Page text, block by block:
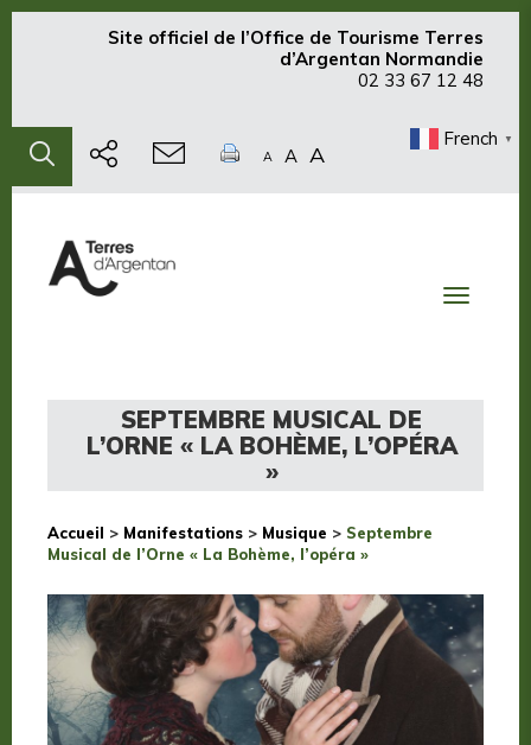
Site officiel de l’Office de Tourisme Terres
d’Argentan Normandie
02 33 67 12 48
A A A
French ▼
Toggle
SEPTEMBRE MUSICAL DE
L’ORNE « LA BOHÈME, L’OPÉRA
»
Accueil > Manifestations > Musique > Septembre
Musical de l’Orne « La Bohème, l’opéra »